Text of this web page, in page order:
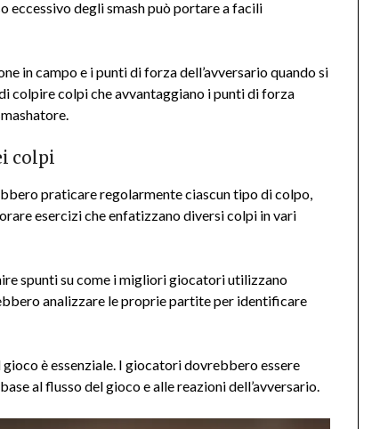
eccessivo degli smash può portare a facili
in campo e i punti di forza dell’avversario quando si
colpire colpi che avvantaggiano i punti di forza
colpi
praticare regolarmente ciascun tipo di colpo,
esercizi che enfatizzano diversi colpi in vari
spunti su come i migliori giocatori utilizzano
analizzare le proprie partite per identificare
è essenziale. I giocatori dovrebbero essere
al flusso del gioco e alle reazioni dell’avversario.